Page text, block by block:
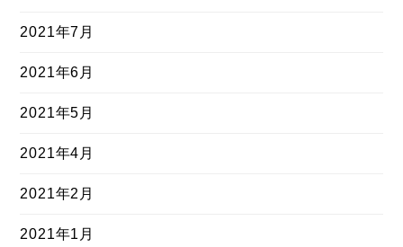
2021年7月
2021年6月
2021年5月
2021年4月
2021年2月
2021年1月